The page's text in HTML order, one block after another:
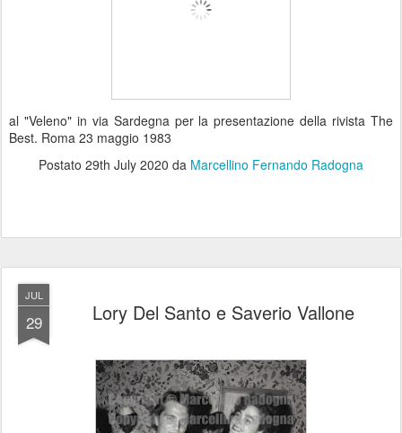
al "Veleno" in via Sardegna per la presentazione della rivista The
Best. Roma 23 maggio 1983
Postato 29th July 2020 da Marcellino Fernando Radogna
JUL
29 Lory Del Santo e Saverio Vallone